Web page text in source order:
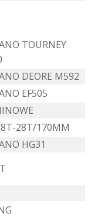
TOURNEY
DEORE M592
EF505
28T/170MM
HG31